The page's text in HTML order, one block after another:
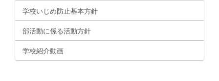
学校いじめ防止基本方針
部活動に係る活動方針
学校紹介動画